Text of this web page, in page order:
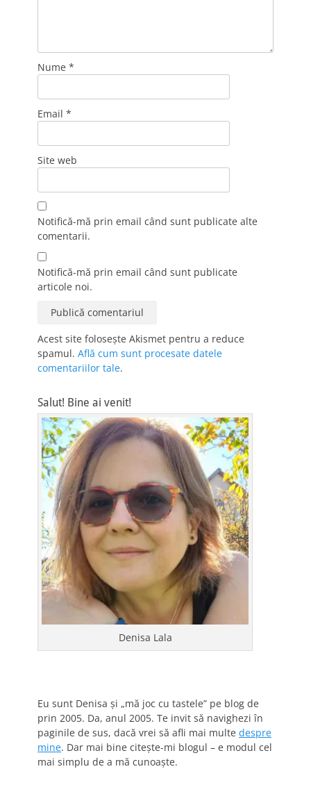
Nume *
Email *
Site web
Notifică-mă prin email când sunt publicate alte
comentarii.
Notifică-mă prin email când sunt publicate
articole noi.
Acest site folosește Akismet pentru a reduce
spamul. Află cum sunt procesate datele
comentariilor tale.
Salut! Bine ai venit!
Denisa Lala
Eu sunt Denisa și „mă joc cu tastele” pe blog de
prin 2005. Da, anul 2005. Te invit să navighezi în
paginile de sus, dacă vrei să afli mai multe despre
mine. Dar mai bine citește-mi blogul – e modul cel
mai simplu de a mă cunoaște.